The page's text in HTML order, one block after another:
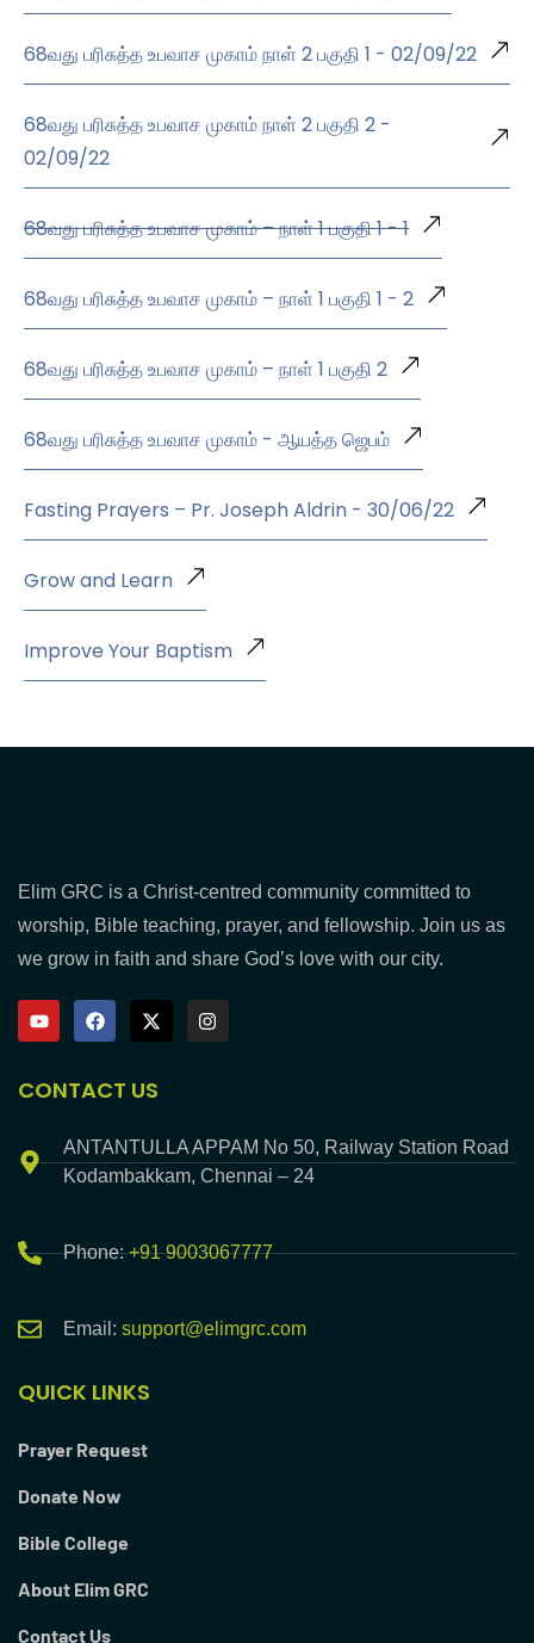
68வது பரிசுத்த உபவாச முகாம் நாள் 2 பகுதி 1 - 02/09/22
68வது பரிசுத்த உபவாச முகாம் நாள் 2 பகுதி 2 -
02/09/22
68வது பரிசுத்த உபவாச முகாம் – நாள் 1 பகுதி 1 - 1
68வது பரிசுத்த உபவாச முகாம் – நாள் 1 பகுதி 1 - 2
68வது பரிசுத்த உபவாச முகாம் – நாள் 1 பகுதி 2
68வது பரிசுத்த உபவாச முகாம் - ஆயத்த ஜெபம்
Fasting Prayers – Pr. Joseph Aldrin - 30/06/22
Grow and Learn
Improve Your Baptism
Elim GRC is a Christ-centred community committed to
worship, Bible teaching, prayer, and fellowship. Join us as
we grow in faith and share God’s love with our city.
CONTACT US
ANTANTULLA APPAM No 50, Railway Station Road
Kodambakkam, Chennai – 24
Phone:+91 9003067777
Email: support@elimgrc.com
QUICK LINKS
Prayer Request
Donate Now
Bible College
About Elim GRC
Contact Us